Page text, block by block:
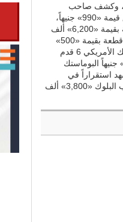
وكشف صاحب
محلات العمدة لمواد البناء بأم درمان النور عريس أن سعر طن الأسمنت بربر بلغ قيمة «990» جنيهاً،
بينما طن أسمنت السلام وعطبرة بقيمة «980» جنيهاً وسعر طن السيخ «3» لينية بقيمة «6,200» ألف
جنيه، وطن السيخ «4» لينية «5,90» ألف جنيه حزمة سيخ مليان «2» لينية (50) قطعة بقيمة «500»
جنيه وحزمة سيخ مسلوب (50) قطعة 400 جنيه، وأضاف النور أن سعر لوح الزنك الأمريكي 6 قدم
جنيهاً مشيرًا إلى أن أسعار البوماستك وصلت قيمة الجردل العادي «170» جنيهاً البوماستك
الطوب تشهد استقراراً في
أسعارها وبلغ قيمة لوري الطوب الأحمر «4» ألف طوبة ألف و«300» جنيه وطوب البلوك «3,800» ألف